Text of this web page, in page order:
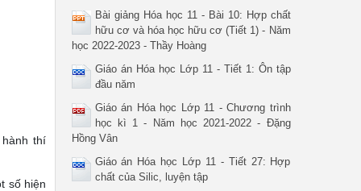
thí
số hiện
Bài giảng Hóa học 11 - Bài 10: Hợp chất
hữu cơ và hóa học hữu cơ (Tiết 1) - Năm
học 2022-2023 - Thầy Hoàng
Giáo án Hóa học Lớp 11 - Tiết 1: Ôn tập
đầu năm
Giáo án Hóa học Lớp 11 - Chương trình
học kì 1 - Năm học 2021-2022 - Đặng
Hồng Vân
Giáo án Hóa học Lớp 11 - Tiết 27: Hợp
chất của Silic, luyện tập